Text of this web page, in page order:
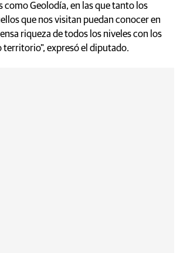
como Geolodía, en las que tanto los
que nos visitan puedan conocer en
riqueza de todos los niveles con los
territorio", expresó el diputado.